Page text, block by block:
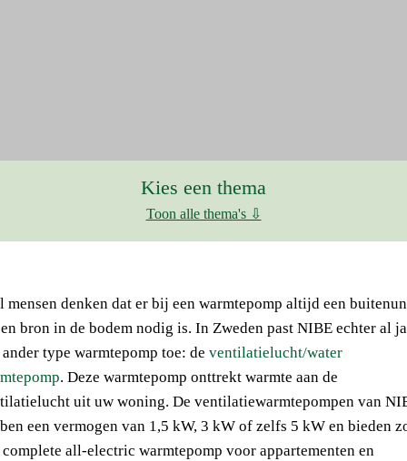
Kies een thema
Toon alle thema's ⇩
mensen denken dat er bij een warmtepomp altijd een
bron in de bodem nodig is. In Zweden past NIBE echter al
ander type warmtepomp toe: de ventilatielucht/water
. Deze warmtepomp onttrekt warmte aan de
uit uw woning. De ventilatiewarmtepompen van
een vermogen van 1,5 kW, 3 kW of zelfs 5 kW en bieden
complete all-electric warmtepomp voor appartementen en